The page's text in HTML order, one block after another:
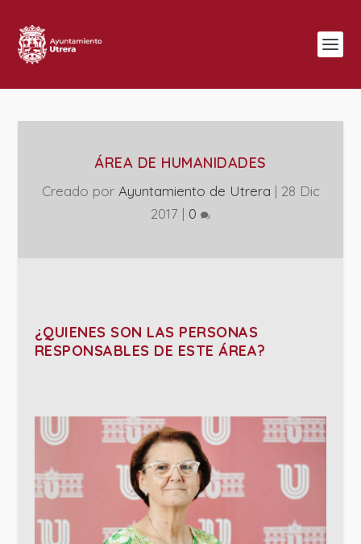
ÁREA DE HUMANIDADES
Creado por Ayuntamiento de Utrera | 28 Dic
2017 | 0
¿QUIENES SON LAS PERSONAS
RESPONSABLES DE ESTE ÁREA?